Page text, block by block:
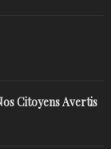
Citoyens Avertis